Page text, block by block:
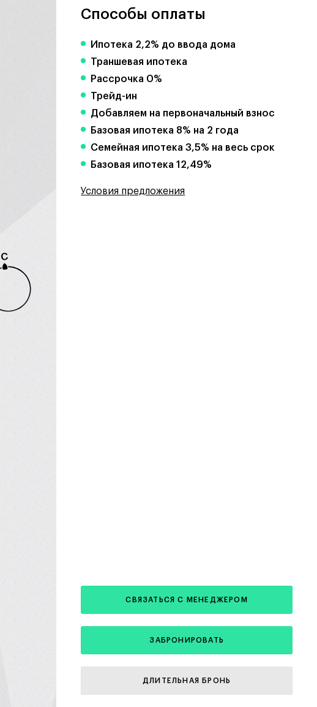
С
Способы оплаты
Ипотека 2,2% до ввода дома
Траншевая ипотека
Рассрочка 0%
Трейд-ин
Добавляем на первоначальный взнос
Базовая ипотека 8% на 2 года
Семейная ипотека 3,5% на весь срок
Базовая ипотека 12,49%
Условия предложения
СВЯЗАТЬСЯ С МЕНЕДЖЕРОМ
ЗАБРОНИРОВАТЬ
ДЛИТЕЛЬНАЯ БРОНЬ